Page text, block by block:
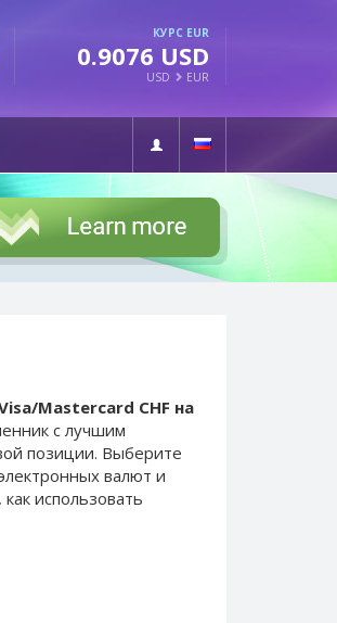
КУРС EUR
0.9076 USD
USD EUR
Mastercard CHF на
с лучшим
позиции. Выберите
валют и
использовать